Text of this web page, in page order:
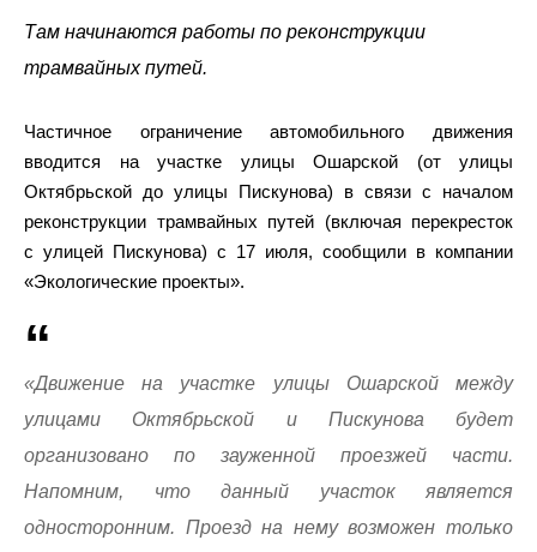
Там начинаются работы по реконструкции
трамвайных путей.
Частичное ограничение автомобильного движения
вводится на участке улицы Ошарской (от улицы
Октябрьской до улицы Пискунова) в связи с началом
реконструкции трамвайных путей (включая перекресток
с улицей Пискунова) с 17 июля, сообщили в компании
«Экологические проекты».
«Движение на участке улицы Ошарской между
улицами Октябрьской и Пискунова будет
организовано по зауженной проезжей части.
Напомним, что данный участок является
односторонним. Проезд на нему возможен только